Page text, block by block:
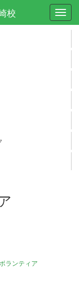
校
ランティア